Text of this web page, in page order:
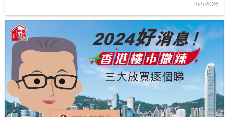
8/8/2026